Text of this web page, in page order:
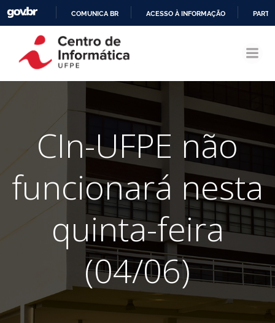
CONTEÚDO
COMUNICA BR ACESSO À INFORMAÇÃO
CIn-UFPE não
funcionará nesta
quinta-feira
(04/06)